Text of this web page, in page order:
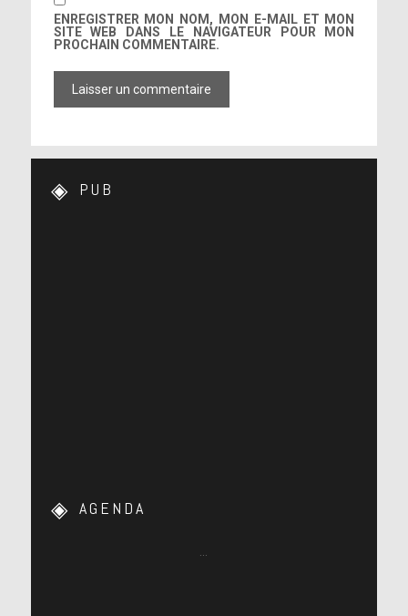
ENREGISTRER MON NOM, MON E-MAIL ET MON
SITE WEB DANS LE NAVIGATEUR POUR MON
PROCHAIN COMMENTAIRE.
PUB
AGENDA